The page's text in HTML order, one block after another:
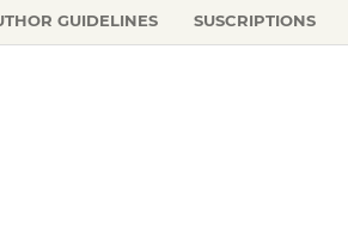
GUIDELINES SUSCRIPTIONS